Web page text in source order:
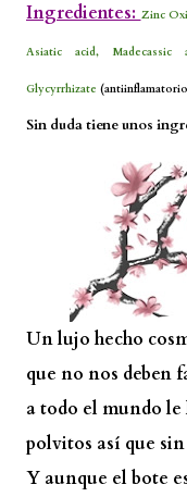
Ingredientes: Zinc
Asiatic acid, Madecassic
Glycyrrhizate
Sin duda tiene unos
Un lujo hecho
que no nos deben
a todo el mundo
polvitos así que
Y aunque el bote